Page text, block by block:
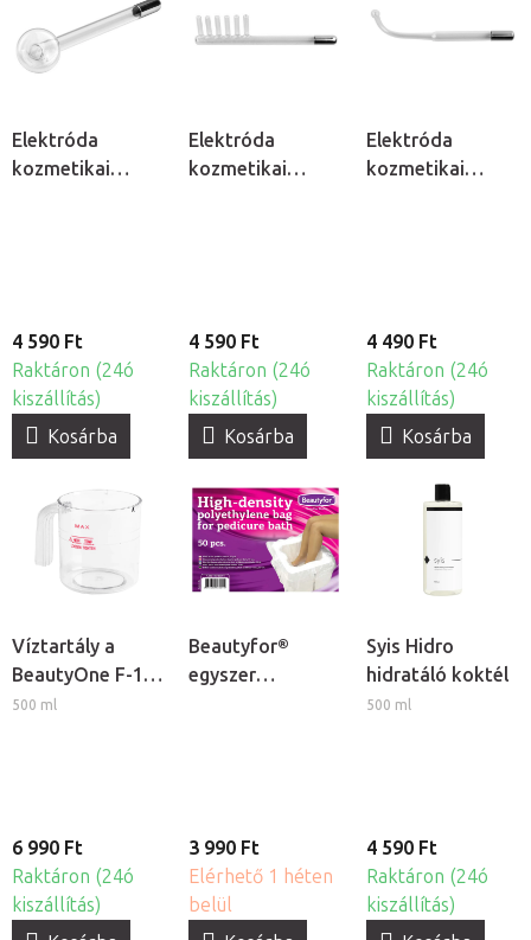
Elektróda
kozmetikai
4 590 Ft
Raktáron (24ó
kiszállítás)
Kosárba
Elektróda
kozmetikai
4 590 Ft
Raktáron (24ó
kiszállítás)
Kosárba
Elektróda
kozmetikai
4 490 Ft
Raktáron (24ó
kiszállítás)
Kosárba
Víztartály a
BeautyOne F-17
kozmetikai
500 ml
6 990 Ft
Raktáron (24ó
kiszállítás)
Beautyfor®
egyszer
3 990 Ft
Elérhető 1 héten
belül
Syis Hidro
hidratáló koktél
500 ml
4 590 Ft
Raktáron (24ó
kiszállítás)